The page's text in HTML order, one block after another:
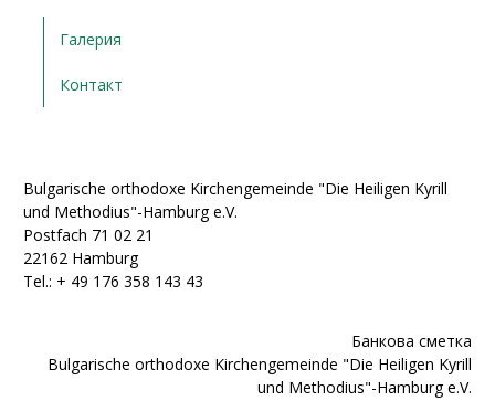
Галерия
Контакт
Bulgarische orthodoxe Kirchengemeinde "Die Heiligen Kyrill
und Methodius"-Hamburg e.V.
Postfach 71 02 21
22162 Hamburg
Tel.: + ‭49 176 358 143 43‬
Банкова сметка
Bulgarische orthodoxe Kirchengemeinde "Die Heiligen Kyrill
und Methodius"-Hamburg e.V.